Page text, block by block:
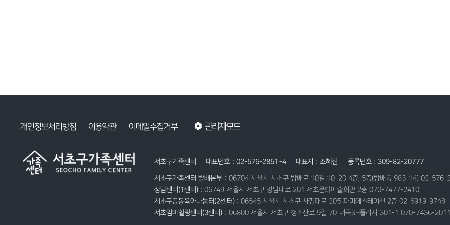
개인정보처리방침 이용약관 이메일수집거부 관리자모드
서초구가족센터 대표번호 : 02-576-2851~4 대표자 : 조혜진 등록번호 : 309-82-20777
서초구가족센터 방배본부 :06704 서울시 서초구 방배로 10길 10-20 4층, 5층(방배동 983-14) 02-
상담센터(1센터) :06749 서울시 서초구 강남대로 201 서초문화예술회관 2층 070-7477-2410
서초구공동육아나눔터(2센터) :06545 서울시 서초구 사평대로 205 파미에스테이션 2층 02-6919-9748
서초엄마힐링센터(3센터) :06800 서울시 서초구 청계산로 9길 70 내곡SH플라자 301-1 070-7436-2011